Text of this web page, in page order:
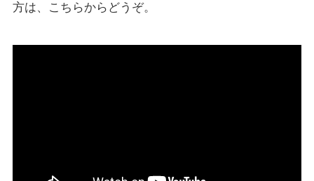
方は、こちらからどうぞ。